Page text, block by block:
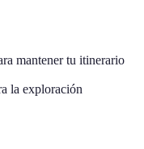
mantener tu itinerario
la exploración